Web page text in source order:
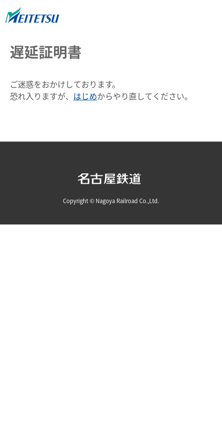
遅延証明書
ご迷惑をおかけしております。
恐れ入りますが、 はじめからやり直してください。
Copyright © Nagoya Railroad Co.,Ltd.